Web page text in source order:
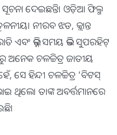
ଦେଇଛନ୍ତି। ଓଡ଼ିଆ ଫିଲ୍ମ
ନୀରବ ଝଡ, କ୍ଲାନ୍ତ
ଏବଂ ଭିନ୍ନ ସମୟ ଭଳି ସୁପରହିଟ୍‌
ଅନେକ ଚଳଚ୍ଚିତ୍ର ଜାତୀୟ
ସେ ହିନ୍ଦୀ ଚଳଚ୍ଚିତ୍ର ‘ବିଟସ୍‌
ଥିଲେ। ତାଙ୍କ ଅବର୍ତ୍ତମାନରେ